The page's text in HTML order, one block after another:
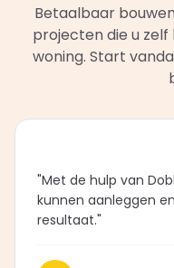
Betaalbaar
projecten die u
woning. Start
"Met de hulp van
kunnen aanleggen
resultaat."